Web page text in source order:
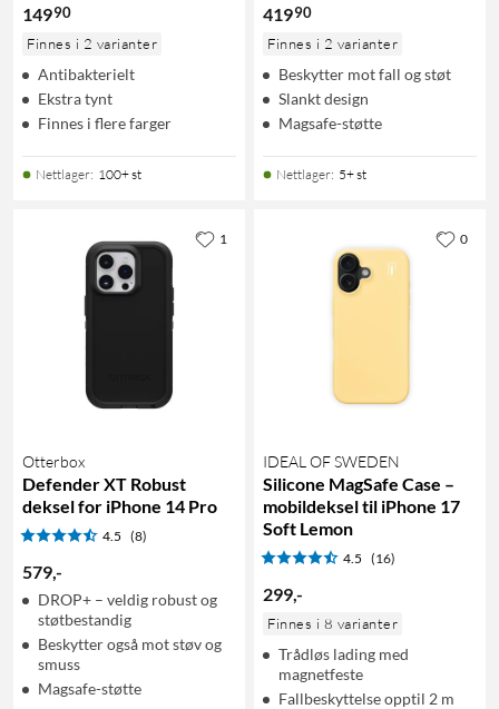
14990
Finnes i 2 varianter
Antibakterielt
Ekstra tynt
Finnes i flere farger
Nettlager: 100+ st
41990
Finnes i 2 varianter
Beskytter mot fall og støt
Slankt design
Magsafe-støtte
Nettlager: 5+ st
Otterbox
Defender XT Robust
deksel for iPhone 14 Pro
4.5 (8)
579,-
DROP+ – veldig robust og
støtbestandig
Beskytter også mot støv og
smuss
Magsafe-støtte
1
IDEAL OF SWEDEN
Silicone MagSafe Case –
mobildeksel til iPhone 17
Soft Lemon
4.5 (16)
299,-
Finnes i 8 varianter
Trådløs lading med
magnetfeste
Fallbeskyttelse opptil 2 m
0